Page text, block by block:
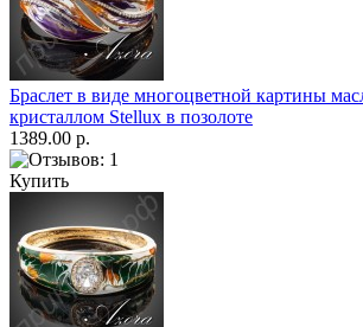
Браслет в виде многоцветной картины
кристаллом Stellux в позолоте
1389.00 р.
Купить